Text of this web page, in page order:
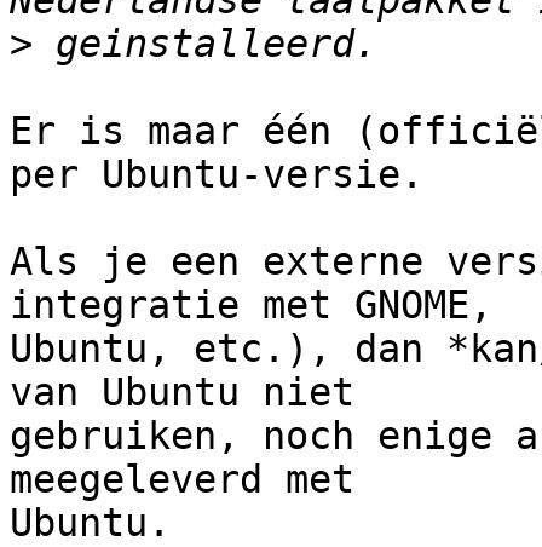
>
Er is maar één
per Ubuntu-versie.
Als je een externe
integratie met GNOME,
Ubuntu, etc.), dan
van Ubuntu niet
gebruiken, noch enige
meegeleverd met
Ubuntu.